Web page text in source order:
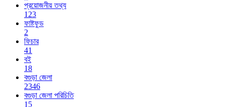
প্রয়োজনীয় তথ্য
123
ফাষ্টফুড
2
ফিচার
41
বই
18
বগুড়া জেলা
2346
বগুড়া জেলা পরিচিতি
15